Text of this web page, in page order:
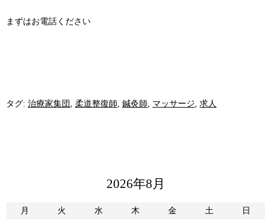
まずはお電話ください
タグ: 治療家集団 柔道整復師 鍼灸師 マッサージ 求人
2026年8月
月 火 水 木 金 土 日